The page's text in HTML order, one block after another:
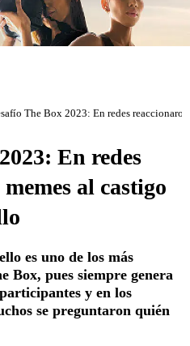
The Box 2023: En redes
En redes
al castigo
es uno de los más
Box, pues siempre genera
y en los
se preguntaron quién